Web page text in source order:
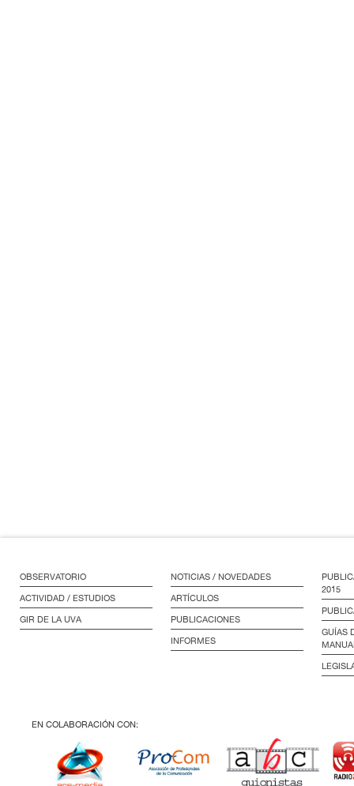
OBSERVATORIO
ACTIVIDAD / ESTUDIOS
GIR DE LA UVA
NOTICIAS / NOVEDADES
ARTÍCULOS
PUBLICACIONES
INFORMES
2015
GUÍAS
EN COLABORACIÓN CON: